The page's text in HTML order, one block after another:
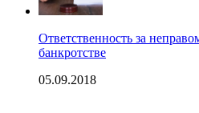
Ответственность за
банкротстве
05.09.2018